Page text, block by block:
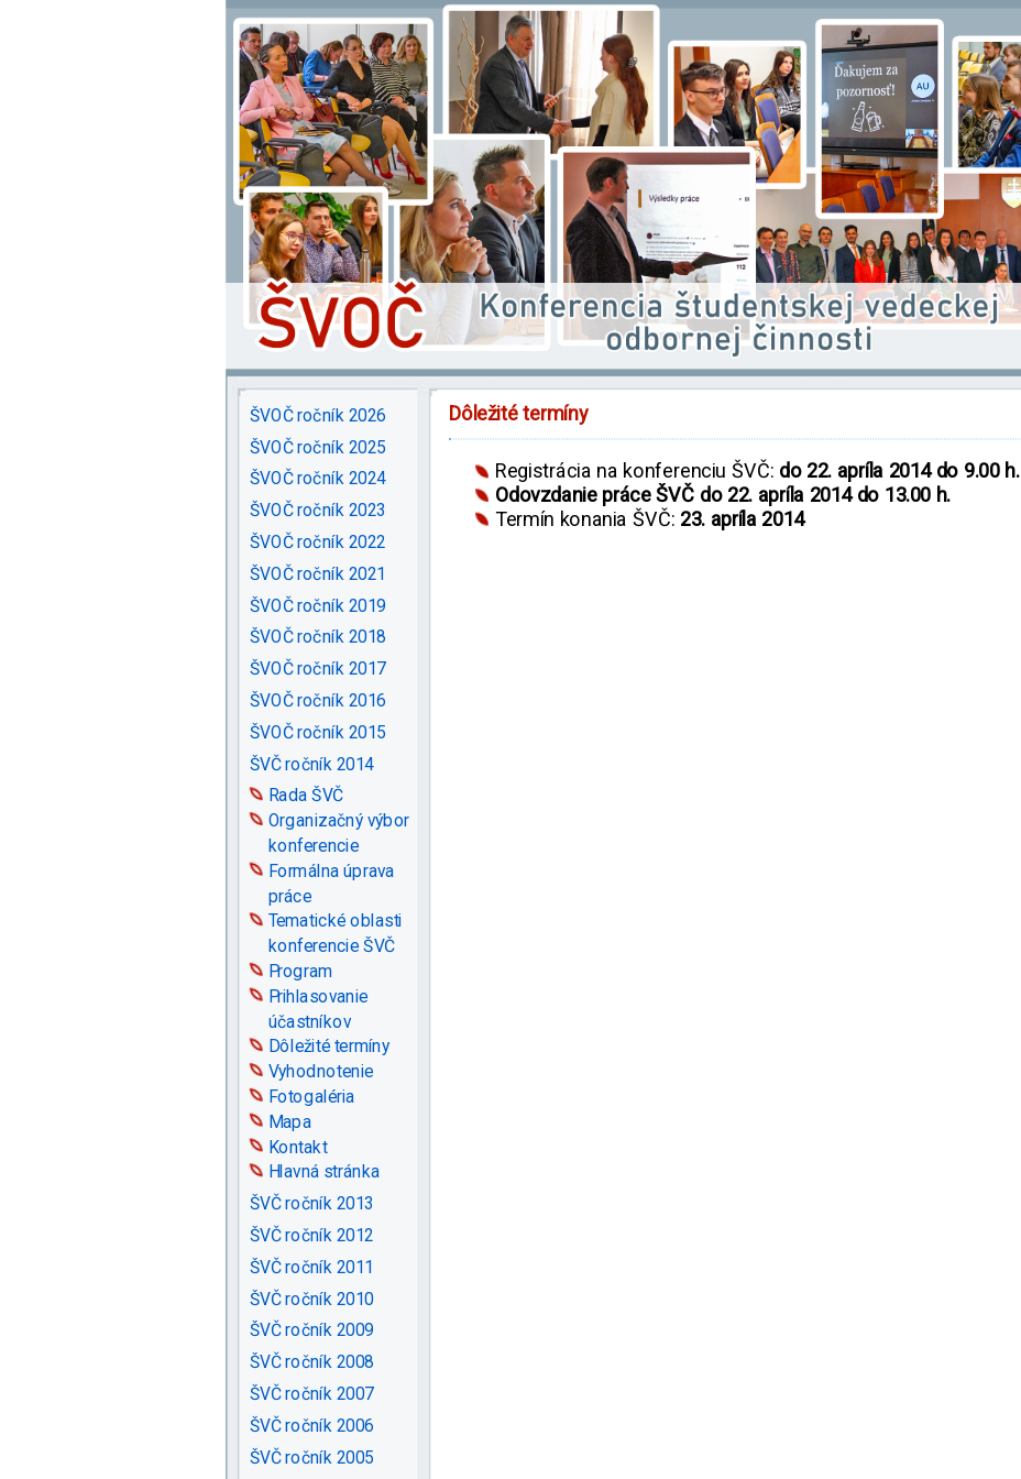
ŠVOČ ročník 2026
ŠVOČ ročník 2025
ŠVOČ ročník 2024
ŠVOČ ročník 2023
ŠVOČ ročník 2022
ŠVOČ ročník 2021
ŠVOČ ročník 2019
ŠVOČ ročník 2018
ŠVOČ ročník 2017
ŠVOČ ročník 2016
ŠVOČ ročník 2015
ŠVČ ročník 2014
Rada ŠVČ
Organizačný výbor
konferencie
Formálna úprava
práce
Tematické oblasti
konferencie ŠVČ
Program
Prihlasovanie
účastníkov
Dôležité termíny
Vyhodnotenie
Fotogaléria
Mapa
Kontakt
Hlavná stránka
ŠVČ ročník 2013
ŠVČ ročník 2012
ŠVČ ročník 2011
ŠVČ ročník 2010
ŠVČ ročník 2009
ŠVČ ročník 2008
ŠVČ ročník 2007
ŠVČ ročník 2006
ŠVČ ročník 2005
Dôležité termíny
Registrácia na konferenciu ŠVČ: do 22. apríla 2014 do 9.00 h.
Odovzdanie práce ŠVČ do 22. apríla 2014 do 13.00 h.
Termín konania ŠVČ: 23. apríla 2014